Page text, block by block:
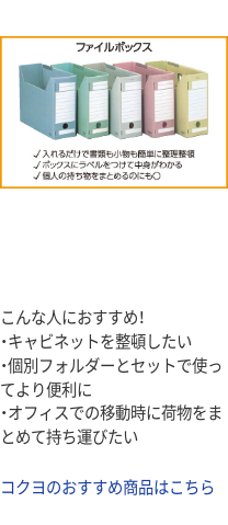
こんな人におすすめ！
・キャビネットを整頓したい
・個別フォルダーとセットで使っ
てより便利に
・オフィスでの移動時に荷物をま
とめて持ち運びたい
コクヨのおすすめ商品はこちら